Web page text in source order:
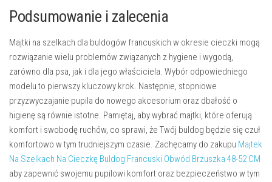
Podsumowanie i zalecenia
Majtki na szelkach dla buldogów francuskich w okresie cieczki mogą
rozwiązanie wielu problemów związanych z hygiene i wygodą,
zarówno dla psa, jak i dla jego właściciela. Wybór odpowiedniego
modelu to pierwszy kluczowy krok. Następnie, stopniowe
przyzwyczajanie pupila do nowego akcesorium oraz dbałość o
higienę są równie istotne. Pamiętaj, aby wybrać majtki, które oferują
komfort i swobodę ruchów, co sprawi, że Twój buldog będzie się czuł
komfortowo w tym trudniejszym czasie. Zachęcamy do zakupu Majtek
Na Szelkach Na Cieczkę Buldog Francuski Obwód Brzuszka 48-52 CM
aby zapewnić swojemu pupilowi komfort oraz bezpieczeństwo w tym